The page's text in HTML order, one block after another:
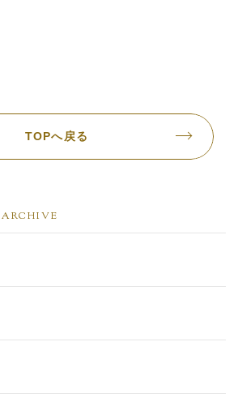
TOPへ戻る
ARCHIVE